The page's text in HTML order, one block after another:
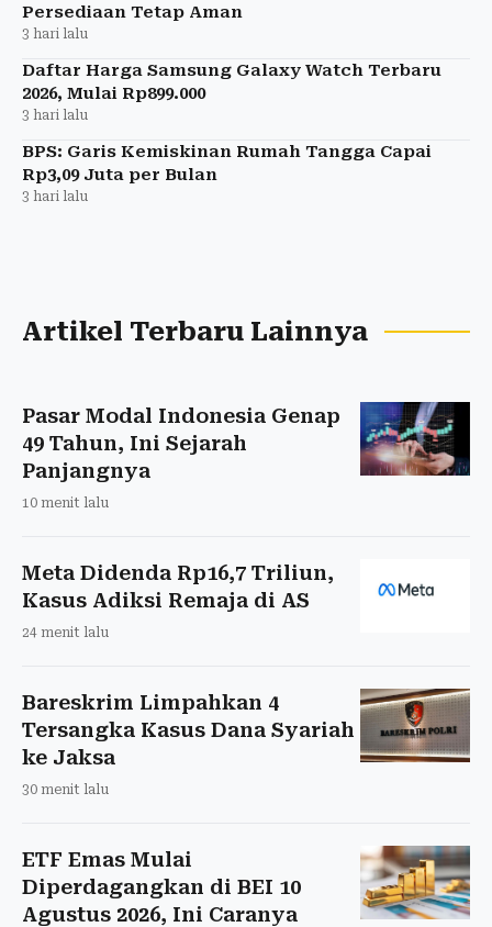
Persediaan Tetap Aman
3 hari lalu
Daftar Harga Samsung Galaxy Watch Terbaru
2026, Mulai Rp899.000
3 hari lalu
BPS: Garis Kemiskinan Rumah Tangga Capai
Rp3,09 Juta per Bulan
3 hari lalu
Artikel Terbaru Lainnya
Pasar Modal Indonesia Genap
49 Tahun, Ini Sejarah
Panjangnya
10 menit lalu
Meta Didenda Rp16,7 Triliun,
Kasus Adiksi Remaja di AS
24 menit lalu
Bareskrim Limpahkan 4
Tersangka Kasus Dana Syariah
ke Jaksa
30 menit lalu
ETF Emas Mulai
Diperdagangkan di BEI 10
Agustus 2026, Ini Caranya